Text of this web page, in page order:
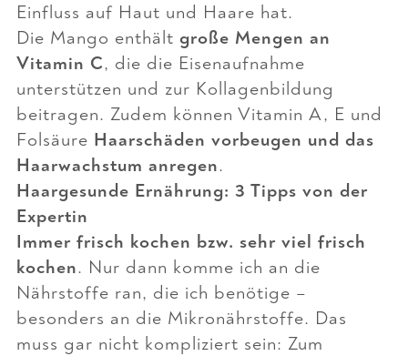
Einfluss auf Haut und Haare hat.
Die Mango enthält große Mengen an
Vitamin C, die die Eisenaufnahme
unterstützen und zur Kollagenbildung
beitragen. Zudem können Vitamin A, E und
Folsäure Haarschäden vorbeugen und das
Haarwachstum anregen.
Haargesunde Ernährung: 3 Tipps von der
Expertin
Immer frisch kochen bzw. sehr viel frisch
kochen. Nur dann komme ich an die
Nährstoffe ran, die ich benötige –
besonders an die Mikronährstoffe. Das
muss gar nicht kompliziert sein: Zum